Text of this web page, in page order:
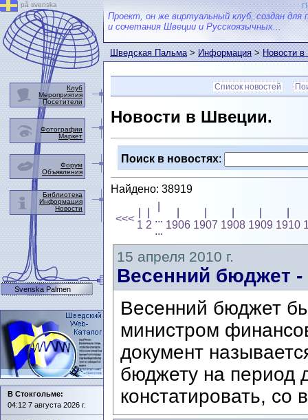
Проект, он же виртуальный клуб, создан для
и сочетания Швеции и Русскоязычных...
Шведская Пальма>Информация>Новости
Список новостей
Новости в Швеции.
Поиск в новостях:
Найдено: 38919
<<<
1 2
...
...
1906 1907 1908 1909 1910
15 апреля 2010 г.
Весенний бюджет
Весенний бюджет
министром
документ
бюджету на период
констатировать, со
på svenska
Клуб
Мероприятия
Посетители
Фотографии
Маркет
Форум
Объявления
Библиотека
Информация
Новости
Svenska Palmen
В Стокгольме:
04:12 7 августа 2026 г.